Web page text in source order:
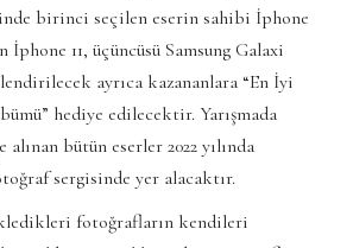
birinci seçilen eserin sahibi İphone
11, üçüncüsü Samsung Galaxi
ayrıca kazananlara “En İyi
hediye edilecektir. Yarışmada
bütün eserler 2022 yılında
sergisinde yer alacaktır.
fotoğrafların kendileri